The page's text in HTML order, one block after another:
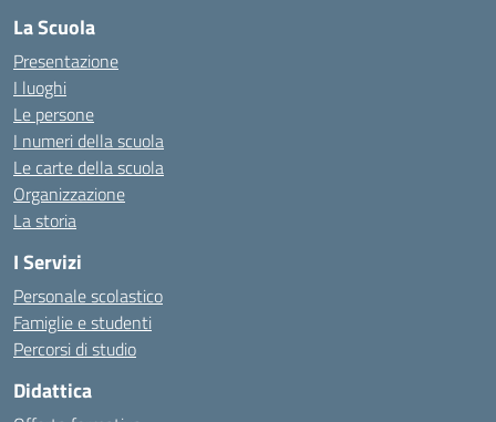
La Scuola
Presentazione
I luoghi
Le persone
I numeri della scuola
Le carte della scuola
Organizzazione
La storia
I Servizi
Personale scolastico
Famiglie e studenti
Percorsi di studio
Didattica